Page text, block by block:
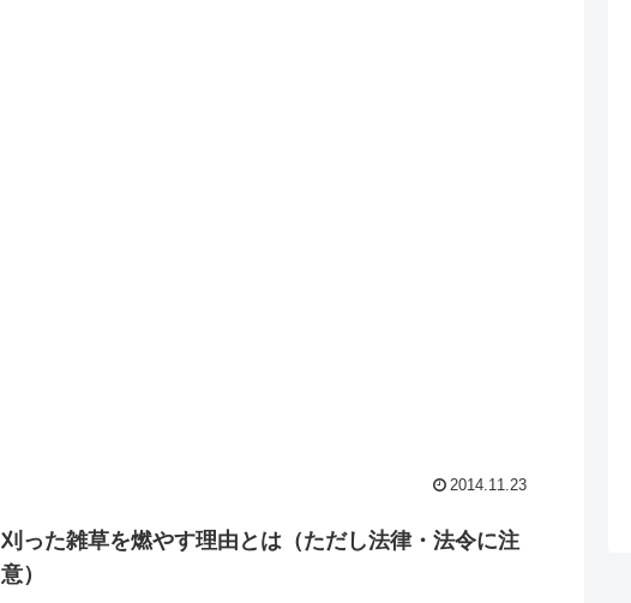
2014.11.23
刈った雑草を燃やす理由とは（ただし法律・法令に注
意）